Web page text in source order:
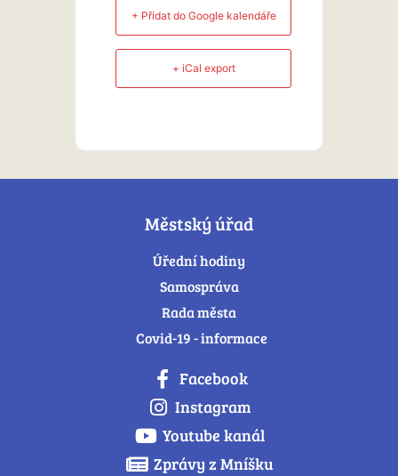
+ Přidat do Google kalendáře
+ iCal export
Městský úřad
Úřední hodiny
Samospráva
Rada města
Covid-19 - informace
Facebook
Instagram
Youtube kanál
Zprávy z Mníšku